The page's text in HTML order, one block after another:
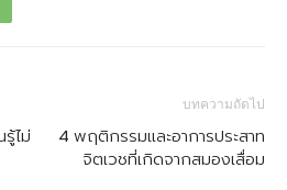
ไม่
บทความถัดไป
4 พฤติกรรมและอาการประสาท
จิตเวชที่เกิดจากสมองเสื่อม